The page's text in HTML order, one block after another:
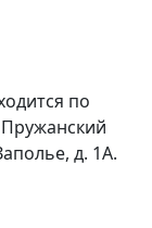
по
Пружанский
д. 1А.